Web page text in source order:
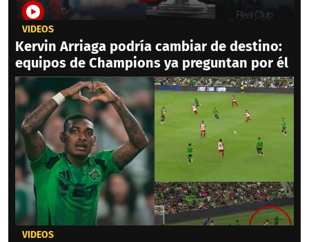
VIDEOS
Kervin Arriaga podría cambiar de destino:
equipos de Champions ya preguntan por él
VIDEOS